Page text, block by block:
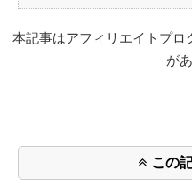
本記事はアフィリエイトプロ
が
この